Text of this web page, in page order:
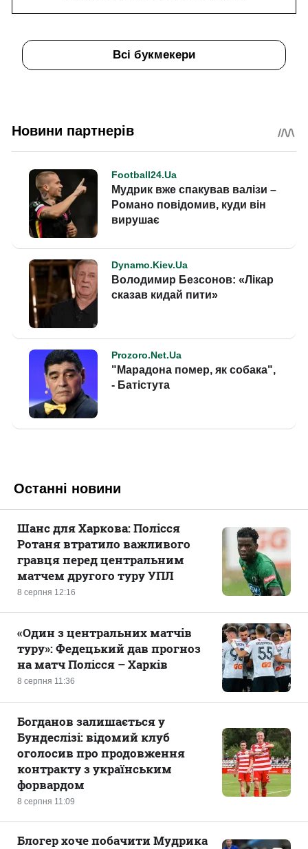
Всі букмекери
Останні новини
8 серпня 12:16
Шанс для Харкова: Полісся
Ротаня втратило важливого
гравця перед центральним
матчем другого туру УПЛ
8 серпня 11:36
«Один з центральних матчів
туру»: Федецький дав прогноз
на матч Полісся – Харків
8 серпня 11:09
Богданов залишається у
Бундеслізі: відомий клуб
оголосив про продовження
контракту з українським
форвардом
Блогер хоче побачити Мудрика